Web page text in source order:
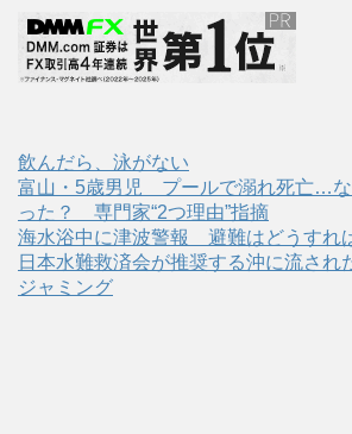
飲んだら、泳がない
富山・5歳男児 プールで溺れ死亡…な
った？ 専門家“2つ理由”指摘
海水浴中に津波警報 避難はどうすれ
日本水難救済会が推奨する沖に流され
ジャミング